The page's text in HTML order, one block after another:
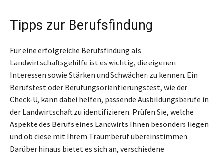
Tipps zur Berufsfindung
Für eine erfolgreiche Berufsfindung als
Landwirtschaftsgehilfe ist es wichtig, die eigenen
Interessen sowie Stärken und Schwächen zu kennen. Ein
Berufstest oder Berufungsorientierungstest, wie der
Check-U, kann dabei helfen, passende Ausbildungsberufe in
der Landwirtschaft zu identifizieren. Prüfen Sie, welche
Aspekte des Berufs eines Landwirts Ihnen besonders liegen
und ob diese mit Ihrem Traumberuf übereinstimmen.
Darüber hinaus bietet es sich an, verschiedene